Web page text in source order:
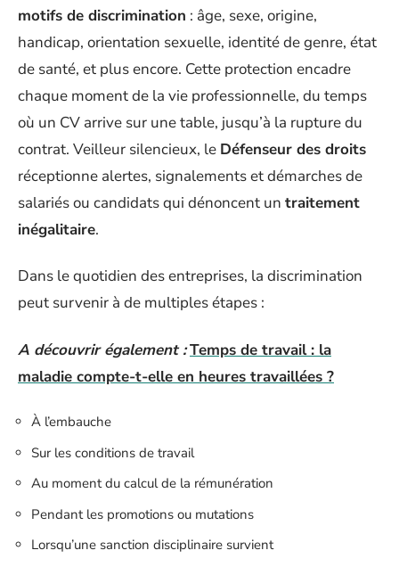
motifs de discrimination : âge, sexe, origine,
handicap, orientation sexuelle, identité de genre, état
de santé, et plus encore. Cette protection encadre
chaque moment de la vie professionnelle, du temps
où un CV arrive sur une table, jusqu’à la rupture du
contrat. Veilleur silencieux, le Défenseur des droits
réceptionne alertes, signalements et démarches de
salariés ou candidats qui dénoncent un traitement
inégalitaire.
Dans le quotidien des entreprises, la discrimination
peut survenir à de multiples étapes :
A découvrir également :Temps de travail : la
maladie compte-t-elle en heures travaillées ?
À l’embauche
Sur les conditions de travail
Au moment du calcul de la rémunération
Pendant les promotions ou mutations
Lorsqu’une sanction disciplinaire survient